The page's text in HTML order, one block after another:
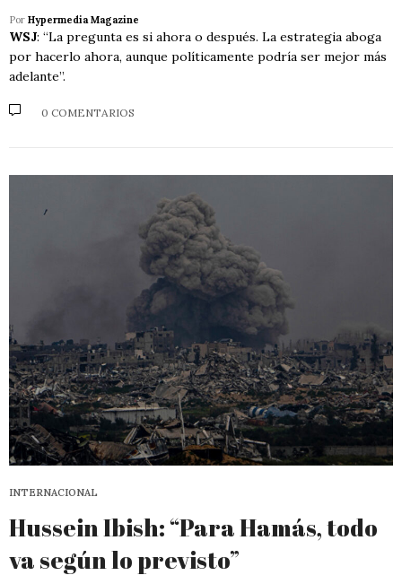
Por Hypermedia Magazine
WSJ: “La pregunta es si ahora o después. La estrategia aboga
por hacerlo ahora, aunque políticamente podría ser mejor más
adelante”.
0 COMENTARIOS
INTERNACIONAL
Hussein Ibish: “Para Hamás, todo
va según lo previsto”